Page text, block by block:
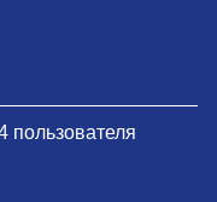
пользователя